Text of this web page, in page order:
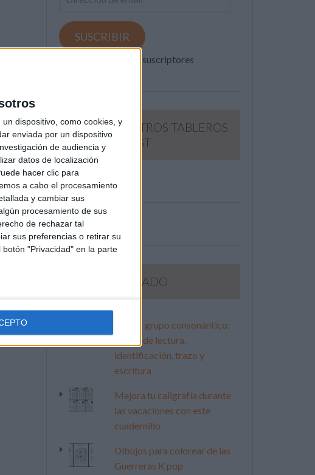
dispositivo, como cookies, y
enviada por un dispositivo
de audiencia y
datos de localización
hacer clic para
a cabo el procesamiento
y cambiar sus
procesamiento de sus
de rechazar tal
sus preferencias o retirar su
"Privacidad" en la parte
email
SUSCRIBIR
Únete a otros 371K suscriptores
SIGUE NUESTROS TABLEROS
EN PINTEREST
LO MÁS VISITADO
Primer grupo consonántico:
Fichas de lectura,
identificación, trazo y
escritura
Mejora tu caligrafía durante
las vacaciones con este
cuadernillo
Dibujos para colorear de las
Guerreras K pop